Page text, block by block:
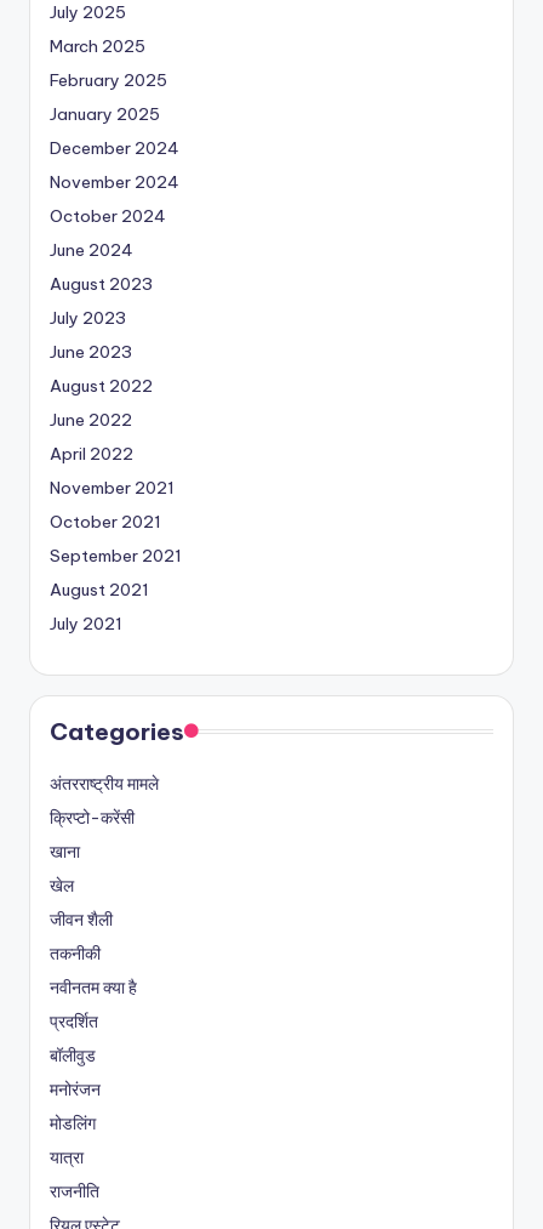
July 2025
March 2025
February 2025
January 2025
December 2024
November 2024
October 2024
June 2024
August 2023
July 2023
June 2023
August 2022
June 2022
April 2022
November 2021
October 2021
September 2021
August 2021
July 2021
Categories
अंतरराष्ट्रीय मामले
क्रिप्टो-करेंसी
खाना
खेल
जीवन शैली
तकनीकी
नवीनतम क्या है
प्रदर्शित
बॉलीवुड
मनोरंजन
मोडलिंग
यात्रा
राजनीति